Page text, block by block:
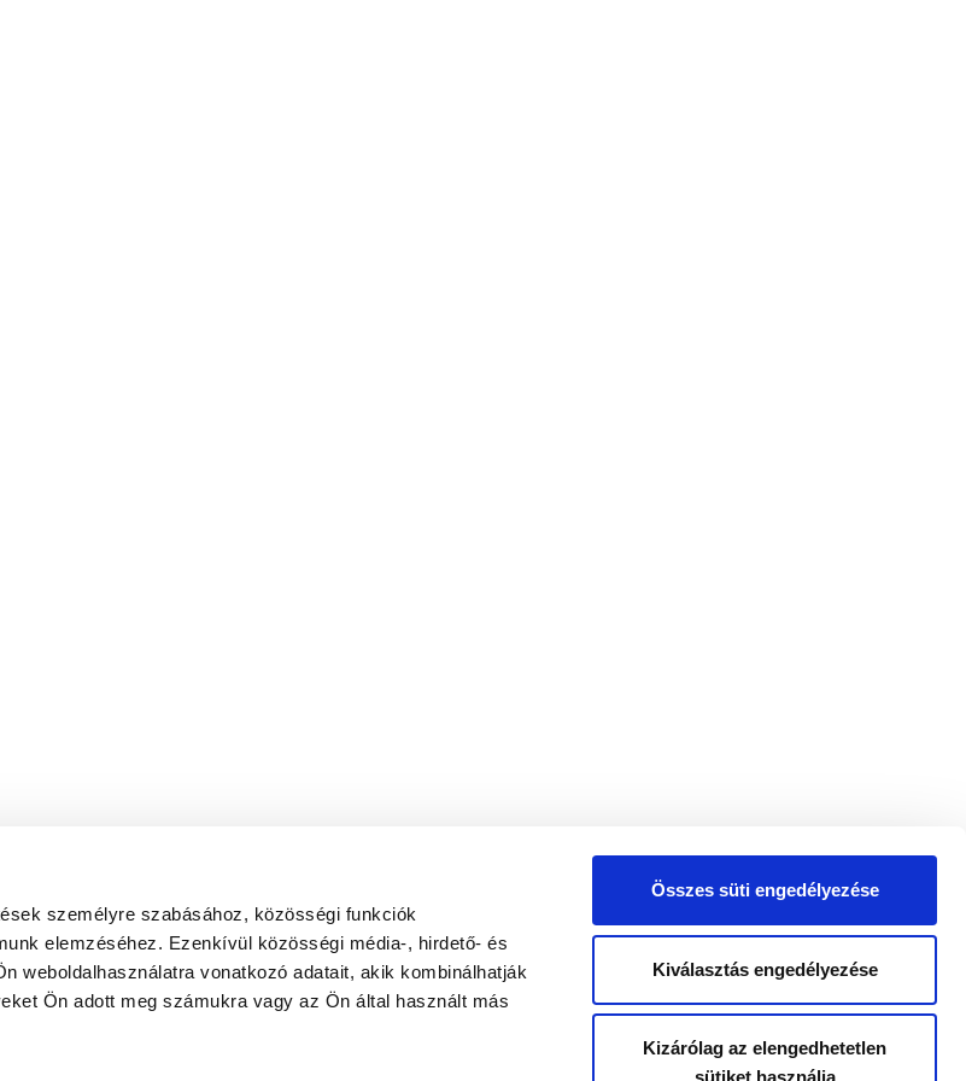
személyre szabásához, közösségi funkciók
elemzéséhez. Ezenkívül közösségi média-, hirdető- és
weboldalhasználatra vonatkozó adatait, akik kombinálhatják
Ön adott meg számukra vagy az Ön által használt más
Összes süti engedélyezése
Kiválasztás engedélyezése
Kizárólag az elengedhetetlen
sütiket használja